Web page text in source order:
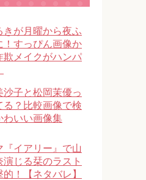
きが月曜から夜ふ
！すっぴん画像か
欺メイクがハンパ
沙子と松岡茉優っ
る？比較画像で検
わいい画像集
『イアリー』で山
演じる栞のラスト
的！【ネタバレ】